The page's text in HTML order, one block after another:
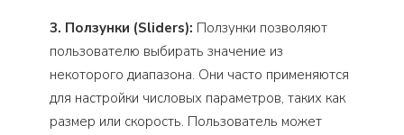
3. Ползунки (Sliders): Ползунки позволяют
пользователю выбирать значение из
некоторого диапазона. Они часто применяются
для настройки числовых параметров, таких как
размер или скорость. Пользователь может